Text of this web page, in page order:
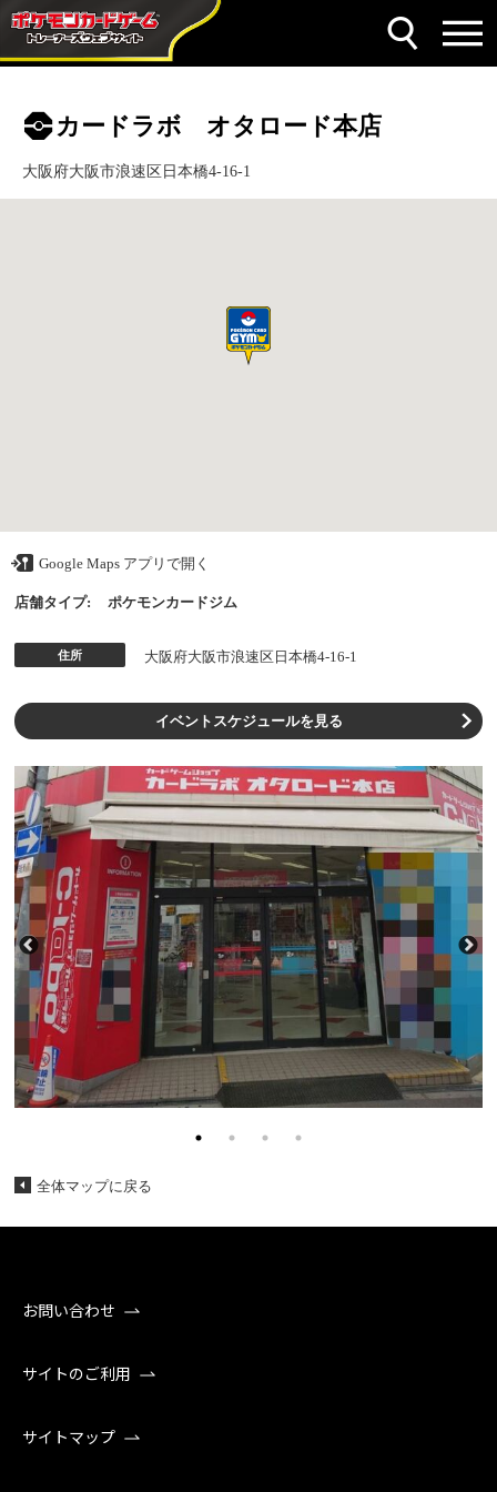
カードラボ オタロード本店
大阪府大阪市浪速区日本橋4-16-1
Google Maps アプリで開く
店舗タイプ: ポケモンカードジム
住所 大阪府大阪市浪速区日本橋4-16-1
イベントスケジュールを見る
全体マップに戻る
お問い合わせ
サイトのご利用
サイトマップ